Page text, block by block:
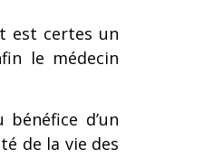
est certes un
le médecin
d’un
de la vie des